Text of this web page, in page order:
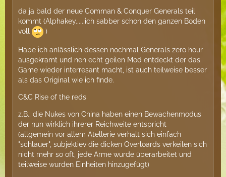
da ja bald der neue Comman & Conquer Generals teil
kommt (Alphakey......ich sabber schon den ganzen Boden
voll
)
Habe ich anlässlich dessen nochmal Generals zero hour
ausgekramt und nen echt geilen Mod entdeckt der das
Game wieder interresant macht, ist auch teilweise besser
als das Original wie ich finde.
C&C Rise of the reds
z.B.: die Nukes von China haben einen Bewachenmodus
der nun wirklich ihrerer Reichweite entspricht
(allgemein vor allem Atellerie verhält sich einfach
"schlauer", subjektiev die dicken Overloards verkeilen sich
nicht mehr so oft, jede Arme wurde überarbeitet und
teilweise wurden Einheiten hinzugefügt)